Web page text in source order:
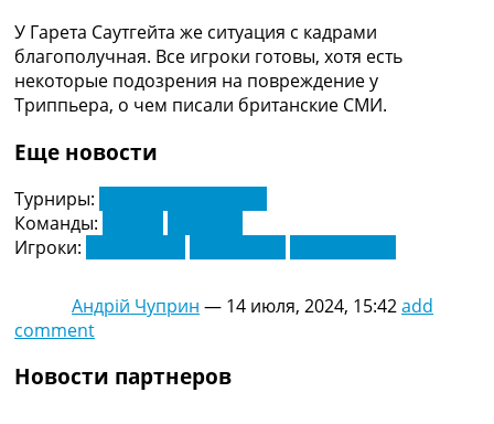
У Гарета Саутгейта же ситуация с кадрами
благополучная. Все игроки готовы, хотя есть
некоторые подозрения на повреждение у
Триппьера, о чем писали британские СМИ.
Еще новости
Турниры:
Команды:
Игроки:
Андрій Чуприн — 14 июля, 2024, 15:42add
comment
Новости партнеров